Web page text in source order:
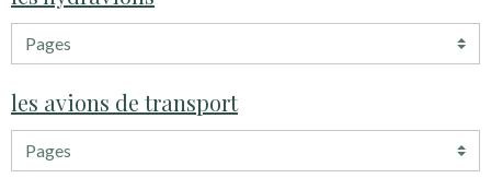
les avions de transport